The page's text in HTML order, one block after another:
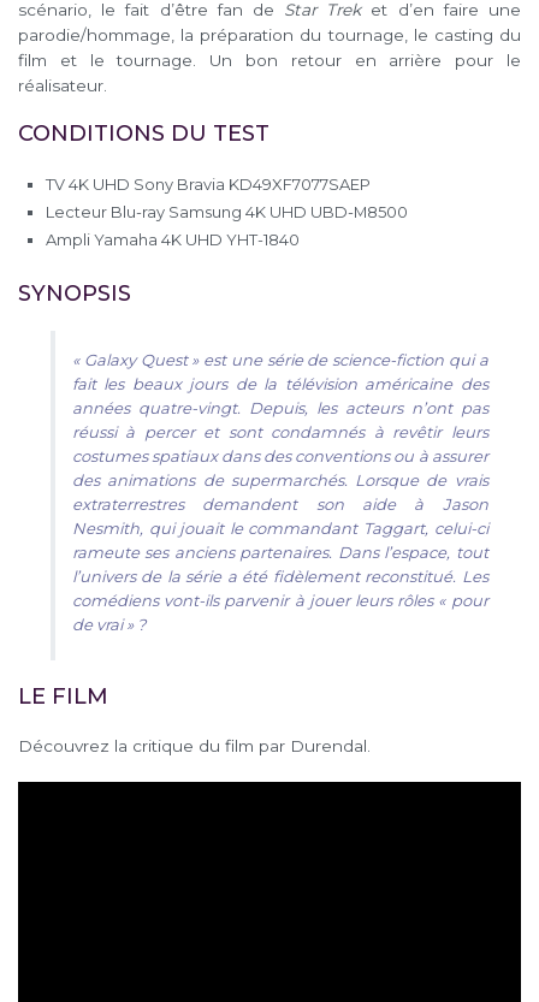
scénario, le fait d’être fan de Star Treket d’en faire une
parodie/hommage, la préparation du tournage, le casting du
film et le tournage. Un bon retour en arrière pour le
réalisateur.
CONDITIONS DU TEST
TV 4K UHD Sony Bravia KD49XF7077SAEP
Lecteur Blu-ray Samsung 4K UHD UBD-M8500
Ampli Yamaha 4K UHD YHT-1840
SYNOPSIS
« Galaxy Quest » est une série de science-fiction qui a
fait les beaux jours de la télévision américaine des
années quatre-vingt. Depuis, les acteurs n’ont pas
réussi à percer et sont condamnés à revêtir leurs
costumes spatiaux dans des conventions ou à assurer
des animations de supermarchés. Lorsque de vrais
extraterrestres demandent son aide à Jason
Nesmith, qui jouait le commandant Taggart, celui-ci
rameute ses anciens partenaires. Dans l’espace, tout
l’univers de la série a été fidèlement reconstitué. Les
comédiens vont-ils parvenir à jouer leurs rôles « pour
de vrai » ?
LE FILM
Découvrez la critique du film par Durendal.